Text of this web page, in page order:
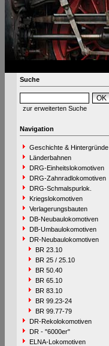
Suche
zur erweiterten Suche
Navigation
Geschichte & Hintergründe
Länderbahnen
DRG-Einheitslokomotiven
DRG-Zahnradlokomotiven
DRG-Schmalspurlok.
Kriegslokomotiven
Verlagerungsbauten
DB-Neubaulokomotiven
DB-Umbaulokomotiven
DR-Neubaulokomotiven
BR 23.10
BR 25 / 25.10
BR 50.40
BR 65.10
BR 83.10
BR 99.23-24
BR 99.77-79
DR-Rekolokomotiven
DR - "6000er"
ELNA-Lokomotiven